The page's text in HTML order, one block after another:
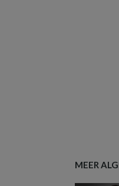
MEER